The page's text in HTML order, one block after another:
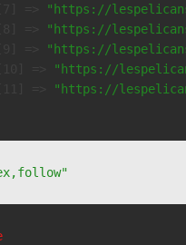
"https://
"https://
"https://
"https://
"https://